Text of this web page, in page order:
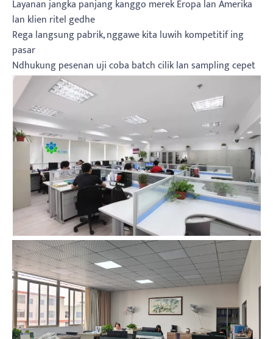
Layanan jangka panjang kanggo merek Eropa lan Amerika
lan klien ritel gedhe
Rega langsung pabrik, nggawe kita luwih kompetitif ing
pasar
Ndhukung pesenan uji coba batch cilik lan sampling cepet